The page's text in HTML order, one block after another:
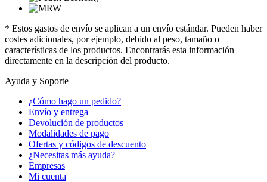
* Estos gastos de envío se aplican a un envío estándar. Pueden haber
costes adicionales, por ejemplo, debido al peso, tamaño o
características de los productos. Encontrarás esta información
directamente en la descripción del producto.
Ayuda y Soporte
¿Cómo hago un pedido?
Envío y entrega
Devolución de productos
Modalidades de pago
Ofertas y códigos de descuento
¿Necesitas más ayuda?
Empresas
Mi cuenta